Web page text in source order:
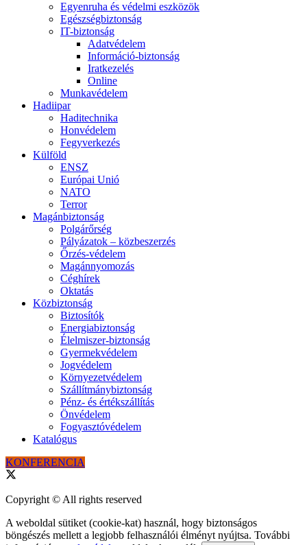
Egyenruha és védelmi eszközök
Egészségbiztonság
IT-biztonság
Adatvédelem
Információ-biztonság
Iratkezelés
Online
Munkavédelem
Hadiipar
Haditechnika
Honvédelem
Fegyverkezés
Külföld
ENSZ
Európai Unió
NATO
Terror
Magánbiztonság
Polgárőrség
Pályázatok – közbeszerzés
Őrzés-védelem
Magánnyomozás
Céghírek
Oktatás
Közbiztonság
Biztosítók
Energiabiztonság
Élelmiszer-biztonság
Gyermekvédelem
Jogvédelem
Környezetvédelem
Szállítmánybiztonság
Pénz- és értékszállítás
Önvédelem
Fogyasztóvédelem
Katalógus
KONFERENCIA
Copyright © All rights reserved
A weboldal sütiket (cookie-kat) használ, hogy biztonságos
böngészés mellett a legjobb felhasználói élményt nyújtsa. További